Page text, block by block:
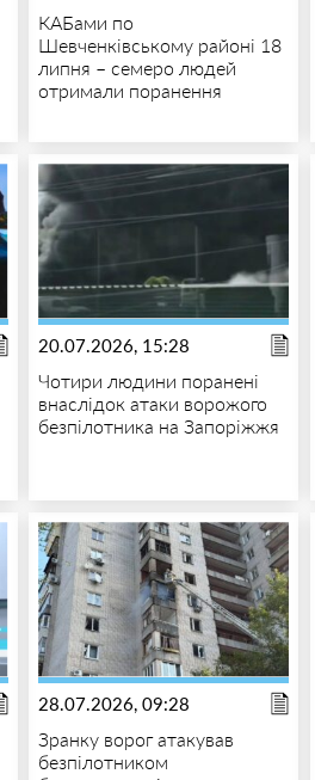
КАБами по
Шевченківському районі 18
липня – семеро людей
отримали поранення
20.07.2026, 15:28
Чотири людини поранені
внаслідок атаки ворожого
безпілотника на Запоріжжя
28.07.2026, 09:28
Зранку ворог атакував
безпілотником